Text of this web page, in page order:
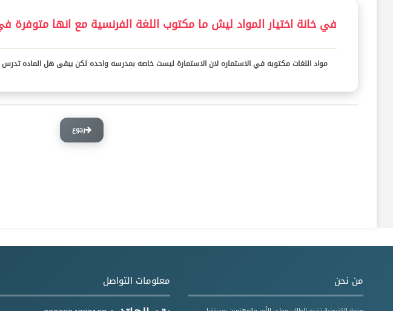
في خانة اختيار المواد ليش ما مكتوب اللغة الفرنسية مع انها متوفرة
مواد اللغات مكتوبه في الاستماره لان الاستمارة ليست خاصه بمدرسه واحده لكن يبقى هل الماده تدرس
رجوع
من نحن معلومات التواصل